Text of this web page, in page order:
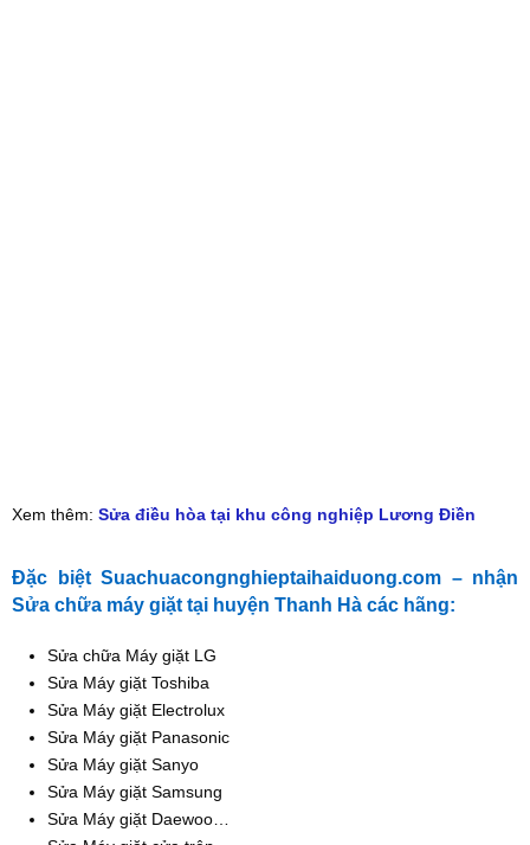
Xem thêm: Sửa điều hòa tại khu công nghiệp Lương Điền
Đặc biệt Suachuacongnghieptaihaiduong.com – nhận
Sửa chữa máy giặt tại huyện Thanh Hà các hãng:
Sửa chữa Máy giặt LG
Sửa Máy giặt Toshiba
Sửa Máy giặt Electrolux
Sửa Máy giặt Panasonic
Sửa Máy giặt Sanyo
Sửa Máy giặt Samsung
Sửa Máy giặt Daewoo…